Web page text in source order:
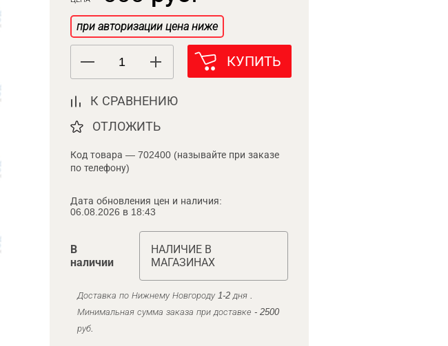
при авторизации цена ниже
КУПИТЬ
К СРАВНЕНИЮ
ОТЛОЖИТЬ
Код товара — 702400 (называйте при заказе
по телефону)
Дата обновления цен и наличия:
06.08.2026 в 18:43
В
наличии
НАЛИЧИЕ В
МАГАЗИНАХ
Доставка по Нижнему Новгороду 1-2 дня .
Минимальная сумма заказа при доставке - 2500
руб.